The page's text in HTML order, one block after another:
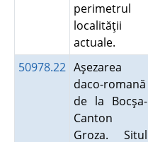
perimetrul
localităţii
actuale.
50978.22 Aşezarea
daco-romană
de la Bocşa-
Canton
Groza. Situl